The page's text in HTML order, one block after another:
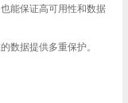
能保证高可用性和数据
数据提供多重保护。